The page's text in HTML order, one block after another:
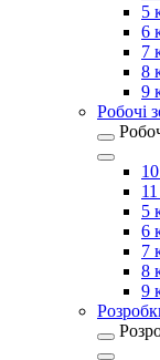
5
6
7
8
9
Робочі
5
6
7
8
9